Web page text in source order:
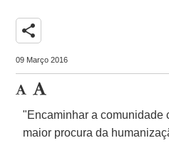
share
09 Março 2016
"Encaminhar a comunidade
maior procura da